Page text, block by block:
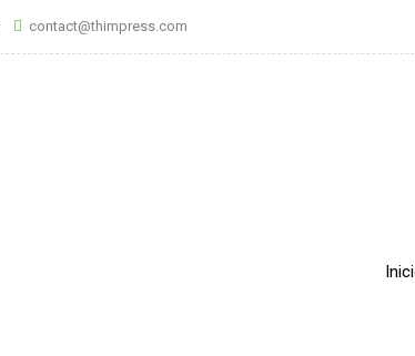
contact@thimpress.com